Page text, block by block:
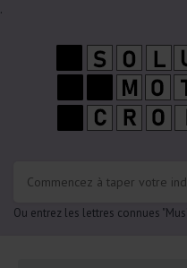
.
Ou entrez les lettres connues